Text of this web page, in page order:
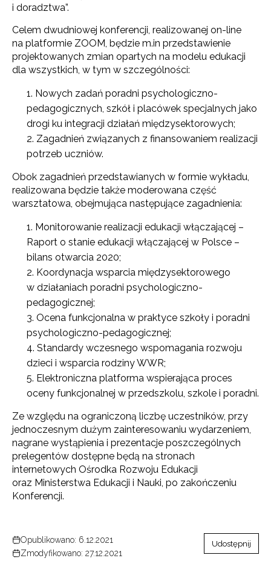
i doradztwa”.
Celem dwudniowej konferencji, realizowanej on-line
na platformie ZOOM, będzie m.in przedstawienie
projektowanych zmian opartych na modelu edukacji
dla wszystkich, w tym w szczególności:
Nowych zadań poradni psychologiczno-
pedagogicznych, szkół i placówek specjalnych jako
drogi ku integracji działań międzysektorowych;
Zagadnień związanych z finansowaniem realizacji
potrzeb uczniów.
Obok zagadnień przedstawianych w formie wykładu,
realizowana będzie także moderowana część
warsztatowa, obejmująca następujące zagadnienia:
Monitorowanie realizacji edukacji włączającej –
Raport o stanie edukacji włączającej w Polsce –
bilans otwarcia 2020;
Koordynacja wsparcia międzysektorowego
w działaniach poradni psychologiczno-
pedagogicznej;
Ocena funkcjonalna w praktyce szkoły i poradni
psychologiczno-pedagogicznej;
Standardy wczesnego wspomagania rozwoju
dzieci i wsparcia rodziny WWR;
Elektroniczna platforma wspierająca proces
oceny funkcjonalnej w przedszkolu, szkole i poradni.
Ze względu na ograniczoną liczbę uczestników, przy
jednoczesnym dużym zainteresowaniu wydarzeniem,
nagrane wystąpienia i prezentacje poszczególnych
prelegentów dostępne będą na stronach
internetowych Ośrodka Rozwoju Edukacji
oraz Ministerstwa Edukacji i Nauki, po zakończeniu
Konferencji.
Opublikowano: 6.12.2021
Zmodyfikowano: 27.12.2021
Udostępnij